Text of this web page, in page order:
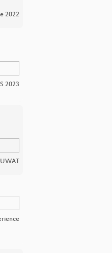
2022
2023